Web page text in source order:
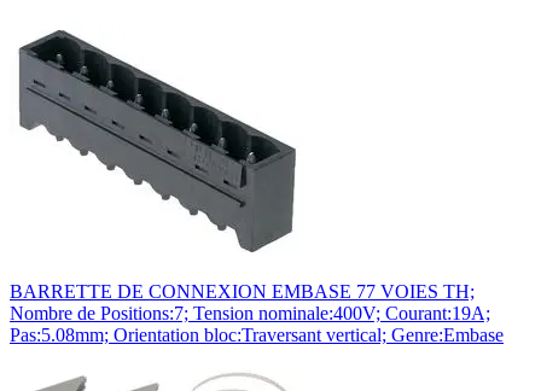
BARRETTE DE CONNEXION EMBASE 77 VOIES TH;
Nombre de Positions:7; Tension nominale:400V; Courant:19A;
Pas:5.08mm; Orientation bloc:Traversant vertical; Genre:Embase